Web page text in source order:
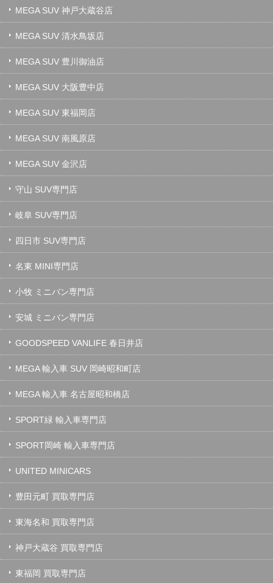
MEGA SUV 神戸大蔵谷店
MEGA SUV 清水鳥坂店
MEGA SUV 豊川御油店
MEGA SUV 大阪豊中店
MEGA SUV 東福岡店
MEGA SUV 南風原店
MEGA SUV 金沢店
守山 SUV専門店
岐阜 SUV専門店
四日市 SUV専門店
名東 MINI専門店
小牧 ミニバン専門店
安城 ミニバン専門店
GOODSPEED VANLIFE 春日井店
MEGA 輸入車 SUV 岡崎昭和町店
MEGA 輸入車 名古屋昭和橋店
SPORT緑 輸入車専門店
SPORT岡崎 輸入車専門店
UNITED MINICARS
豊田元町 買取専門店
東海名和 買取専門店
神戸大蔵谷 買取専門店
東福岡 買取専門店